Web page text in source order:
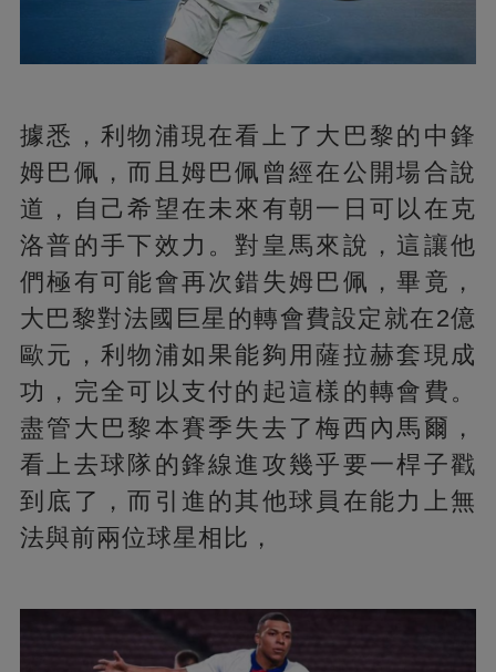
據悉，利物浦現在看上了大巴黎的中鋒
姆巴佩，而且姆巴佩曾經在公開場合說
道，自己希望在未來有朝一日可以在克
洛普的手下效力。對皇馬來說，這讓他
們極有可能會再次錯失姆巴佩，畢竟，
大巴黎對法國巨星的轉會費設定就在2億
歐元，利物浦如果能夠用薩拉赫套現成
功，完全可以支付的起這樣的轉會費。
盡管大巴黎本賽季失去了梅西內馬爾，
看上去球隊的鋒線進攻幾乎要一桿子戳
到底了，而引進的其他球員在能力上無
法與前兩位球星相比，